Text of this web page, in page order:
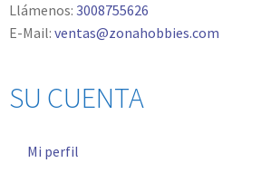
Llámenos: 3008755626
E-Mail: ventas@zonahobbies.com
SU CUENTA
Mi perfil